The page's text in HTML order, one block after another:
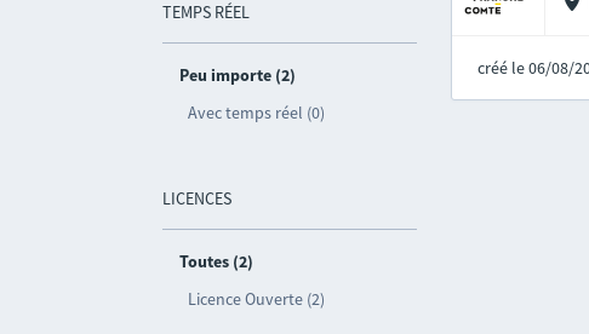
TEMPS RÉEL
Peu importe (2)
Avec temps réel (0)
LICENCES
Toutes (2)
Licence Ouverte (2)
créé le 06/08/